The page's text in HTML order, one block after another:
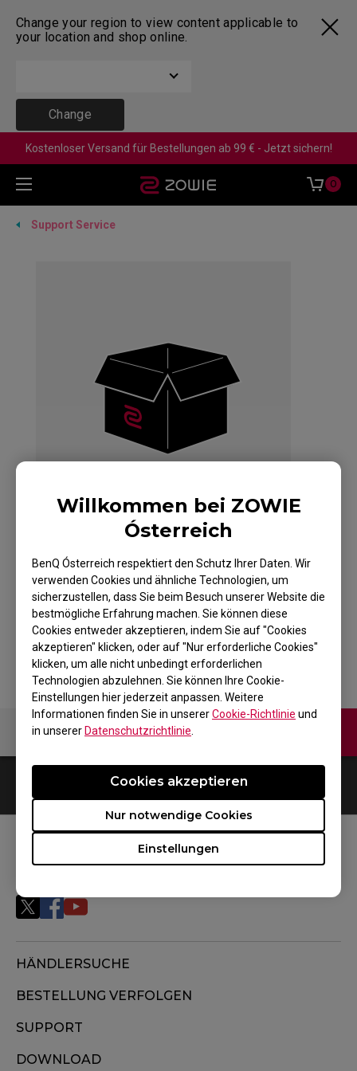
Change your region to view content applicable to
your location and shop online.
Change
Willkommen bei ZOWIE
Ósterreich
BenQ Ósterreich respektiert den Schutz Ihrer Daten. Wir
verwenden Cookies und ähnliche Technologien, um
sicherzustellen, dass Sie beim Besuch unserer Website die
bestmögliche Erfahrung machen. Sie können diese
Cookies entweder akzeptieren, indem Sie auf "Cookies
akzeptieren" klicken, oder auf "Nur erforderliche Cookies"
klicken, um alle nicht unbedingt erforderlichen
Technologien abzulehnen. Sie können Ihre Cookie-
Einstellungen hier jederzeit anpassen. Weitere
Informationen finden Sie in unsererCookie-Richtlinie und
in unserer Datenschutzrichtlinie
Einstellungen
Nur notwendige Cookies
Cookies akzeptieren
Kostenloser Versand für Bestellungen ab 99 € - Jetzt sichern!
0
Support Service
ZOWIE EC1-A Weiß
Maus für Esport
Video
HÄNDLERSUCHE
BESTELLUNG VERFOLGEN
SUPPORT
DOWNLOAD